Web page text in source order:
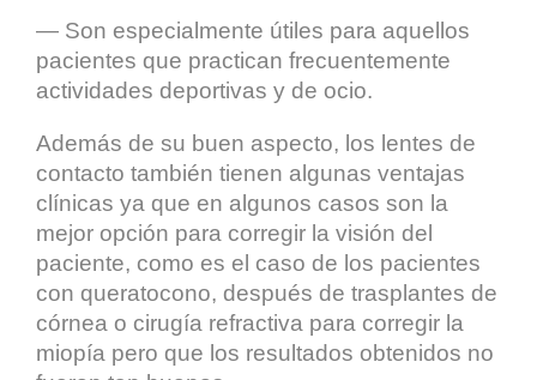
— Son especialmente útiles para aquellos
pacientes que practican frecuentemente
actividades deportivas y de ocio.
Además de su buen aspecto, los lentes de
contacto también tienen algunas ventajas
clínicas ya que en algunos casos son la
mejor opción para corregir la visión del
paciente, como es el caso de los pacientes
con queratocono, después de trasplantes de
córnea o cirugía refractiva para corregir la
miopía pero que los resultados obtenidos no